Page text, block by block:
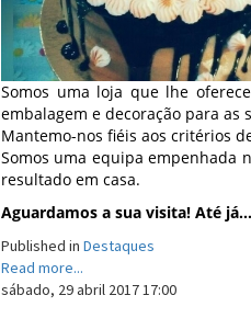
Somos uma loja que lhe
embalagem e decoração para as
Mantemo-nos fiéis aos critérios
Somos uma equipa empenhada
resultado em casa.
Aguardamos a sua visita! Até já...
Published in Destaques
Read more...
sábado, 29 abril 2017 17:00